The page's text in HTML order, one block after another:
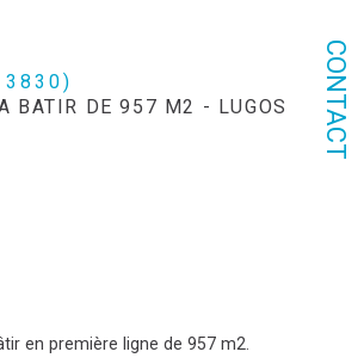
CONTACT
BATIR DE 957 M2 - LUGOS
en première ligne de 957 m2.